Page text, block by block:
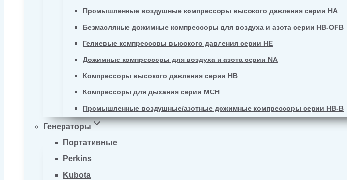
Промышленные воздушные компрессоры высокого давления серии HA
Безмасляные дожимные компрессоры для воздуха и азота серии HB-OFB
Гелиевые компрессоры высокого давления серии HE
Дожимные компрессоры для воздуха и азота серии NA
Компрессоры высокого давления серии HB
Компрессоры для дыхания серии MCH
Промышленные воздушные/азотные дожимные компрессоры серии HB-B
Генераторы
Портативные
Perkins
Kubota